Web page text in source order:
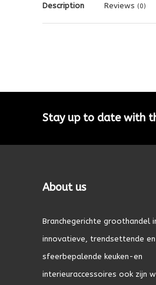
Description Reviews (0)
Stay up to date with
About us
Branchegerichte groothandel
innovatieve, trendsettende en
sfeerbepalende keuken-en
interieuraccessoires ook zijn